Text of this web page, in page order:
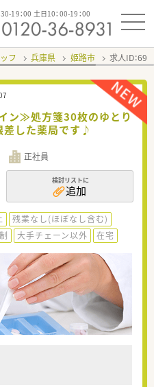
19：00 土日10：00-19：00
フ 兵庫県 姫路市 求人ID：
イン≫処方箋30枚のゆとり
差した薬局です♪
正社員
検討リストに
追加
残業なし(ほぼなし含む)
大手チェーン以外 在宅